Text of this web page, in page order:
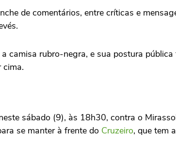
de comentários, entre críticas e
camisa rubro-negra, e sua postura
cima.
sábado (9), às 18h30, contra o
se manter à frente do Cruzeiro, que tem